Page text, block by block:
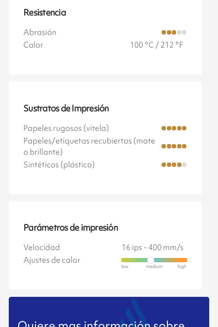
Resistencia
Abrasión
Calor
100 °C / 212 °F
Sustratos de Impresión
Papeles rugosos (vitela)
Papeles/etiquetas recubiertos (mate
o brillante)
Sintéticos (plástico)
Parámetros de impresión
Velocidad
16 ips - 400 mm/s
Ajustes de calor